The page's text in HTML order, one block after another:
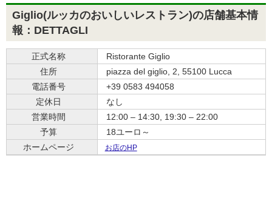
Giglio(ルッカのおいしいレストラン)の店舗基本情
報：DETTAGLI
正式名称
Ristorante Giglio
住所
piazza del giglio, 2, 55100 Lucca
電話番号
+39 0583 494058
定休日
なし
営業時間
12:00 – 14:30, 19:30 – 22:00
予算
18ユーロ～
ホームページ
お店のHP